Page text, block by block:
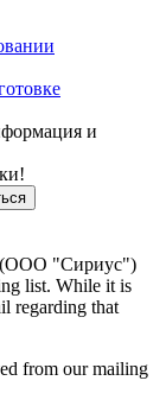
и
(ООО "Сириус")
list. While it is
regarding that
from our mailing